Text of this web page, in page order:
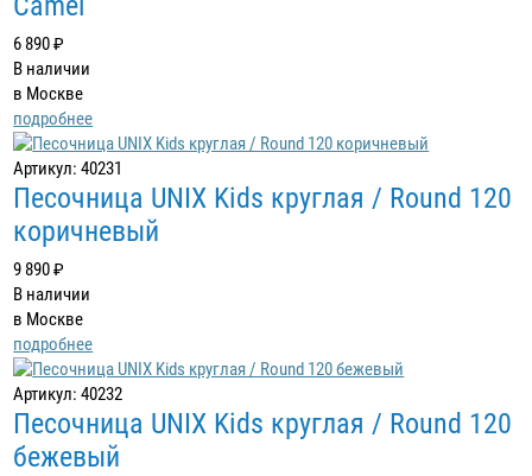
6 890 ₽
В наличии
в Москве
подробнее
Артикул: 40231
Песочница UNIX Kids круглая / Round 120
коричневый
9 890 ₽
В наличии
в Москве
подробнее
Артикул: 40232
Песочница UNIX Kids круглая / Round 120
бежевый